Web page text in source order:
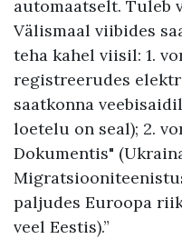
automaatselt. Tuleb
Välismaal viibides
teha kahel viisil: 1.
registreerudes
saatkonna
loetelu on seal); 2.
Dokumentis"
paljudes Euroopa
veel Eestis).”